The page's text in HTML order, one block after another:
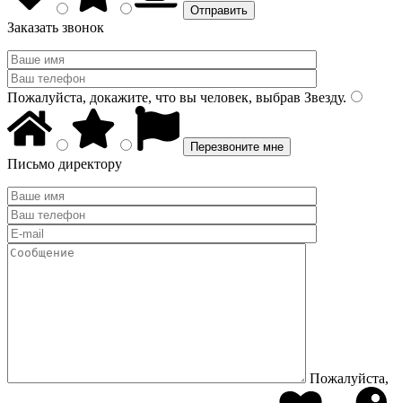
Заказать звонок
Пожалуйста, докажите, что вы человек, выбрав Звезду.
Письмо директору
Пожалуйста,